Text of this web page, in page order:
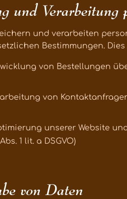
und Verarbeitung
und verarbeiten
Bestimmungen.
von Bestellungen
von
unserer Website
1 lit. a DSGVO)
von Daten